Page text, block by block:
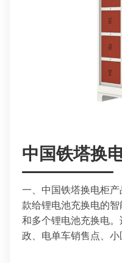
中国铁塔换
一、中国铁塔换电柜
款给锂电池充换电的
和多个锂电池充换电
政、电单车销售点、小